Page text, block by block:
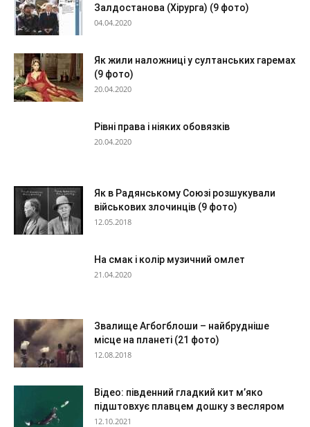
Залдостанова (Хірурга) (9 фото)
04.04.2020
Як жили наложниці у султанських гаремах
(9 фото)
20.04.2020
Рівні права і ніяких обовязків
20.04.2020
Як в Радянському Союзі розшукували
військових злочинців (9 фото)
12.05.2018
На смак і колір музичний омлет
21.04.2020
Звалище Агбогблоши – найбрудніше
місце на планеті (21 фото)
12.08.2018
Відео: південний гладкий кит м’яко
підштовхує плавцем дошку з весляром
12.10.2021